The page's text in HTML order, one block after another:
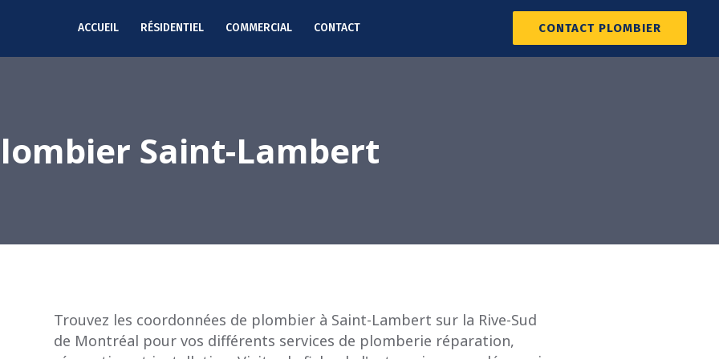
CONTACT PLOMBIER
ACCUEIL RÉSIDENTIEL COMMERCIAL CONTACT
Saint-Lambert
Trouvez les coordonnées de plombier à Saint-Lambert sur la Rive-Sud
de Montréal pour vos différents services de plomberie réparation,